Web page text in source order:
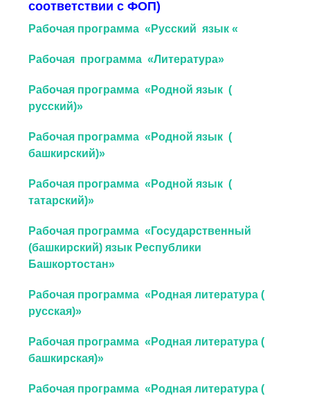
соответствии с ФОП)
Рабочая программа «Русский язык «
Рабочая программа «Литература»
Рабочая программа «Родной язык (
русский)»
Рабочая программа «Родной язык (
башкирский)»
Рабочая программа «Родной язык (
татарский)»
Рабочая программа «Государственный
(башкирский) язык Республики
Башкортостан»
Рабочая программа «Родная литература (
русская)»
Рабочая программа «Родная литература (
башкирская)»
Рабочая программа «Родная литература (